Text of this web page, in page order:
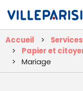
Accueil
Papier et
Mariage